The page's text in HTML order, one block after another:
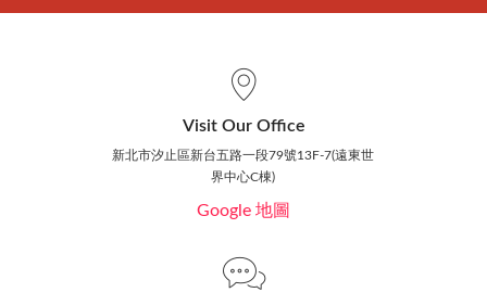
Visit Our Office
新北市汐止區新台五路一段79號13F-7(遠東世
界中心C棟)
Google 地圖